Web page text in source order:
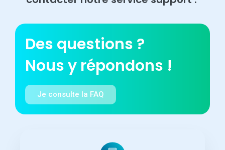
Des questions ?
Nous y répondons !
Je consulte la FAQ